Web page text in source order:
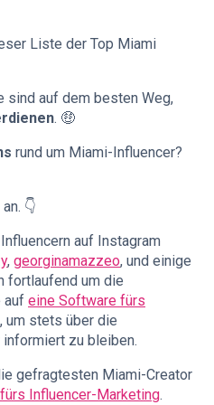
Liste der Top Miami
sind auf dem besten Weg,
. 🤑
rund um Miami-Influencer?
👇
auf Instagram
, georginamazzeo, und einige
fortlaufend um die
auf eine Software fürs
, um stets über die
zu bleiben.
gefragtesten Miami-Creator
Influencer-Marketing.